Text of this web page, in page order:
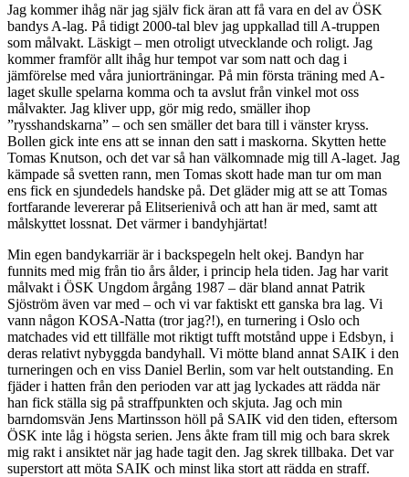
Jag kommer ihåg när jag själv fick äran att få vara en del av ÖSK
bandys A-lag. På tidigt 2000-tal blev jag uppkallad till A-truppen
som målvakt. Läskigt – men otroligt utvecklande och roligt. Jag
kommer framför allt ihåg hur tempot var som natt och dag i
jämförelse med våra juniorträningar. På min första träning med A-
laget skulle spelarna komma och ta avslut från vinkel mot oss
målvakter. Jag kliver upp, gör mig redo, smäller ihop
”rysshandskarna” – och sen smäller det bara till i vänster kryss.
Bollen gick inte ens att se innan den satt i maskorna. Skytten hette
Tomas Knutson, och det var så han välkomnade mig till A-laget. Jag
kämpade så svetten rann, men Tomas skott hade man tur om man
ens fick en sjundedels handske på. Det gläder mig att se att Tomas
fortfarande levererar på Elitserienivå och att han är med, samt att
målskyttet lossnat. Det värmer i bandyhjärtat!
Min egen bandykarriär är i backspegeln helt okej. Bandyn har
funnits med mig från tio års ålder, i princip hela tiden. Jag har varit
målvakt i ÖSK Ungdom årgång 1987 – där bland annat Patrik
Sjöström även var med – och vi var faktiskt ett ganska bra lag. Vi
vann någon KOSA-Natta (tror jag?!), en turnering i Oslo och
matchades vid ett tillfälle mot riktigt tufft motstånd uppe i Edsbyn, i
deras relativt nybyggda bandyhall. Vi mötte bland annat SAIK i den
turneringen och en viss Daniel Berlin, som var helt outstanding. En
fjäder i hatten från den perioden var att jag lyckades att rädda när
han fick ställa sig på straffpunkten och skjuta. Jag och min
barndomsvän Jens Martinsson höll på SAIK vid den tiden, eftersom
ÖSK inte låg i högsta serien. Jens åkte fram till mig och bara skrek
mig rakt i ansiktet när jag hade tagit den. Jag skrek tillbaka. Det var
superstort att möta SAIK och minst lika stort att rädda en straff.